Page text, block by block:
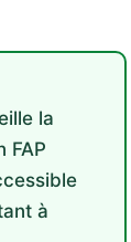
la
FAP
à